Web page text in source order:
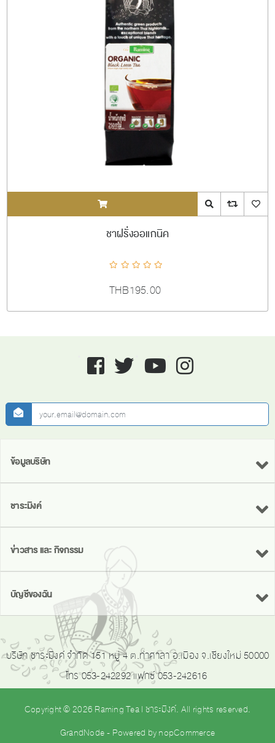
ADDTOCART Quick View
ชาฝรั่งออแกนิค
THB195.00
Facebook twitter youtube instagram
newsletter
ข้อมูลบริษัท
ชาระมิงค์
ข่าวสาร และ กิจกรรม
บัญชีของฉัน
บริษัท ชาระมิงค์ จำกัด 151 หมู่ 4 ต.ท่าศาลา อ.เมือง จ.เชียงใหม่ 50000
โทร 053-242292 แฟกซ์ 053-242616
Copyright © 2026 Raming Tea | ชาระมิงค์. All rights reserved.
GrandNode- Powered bynopCommerce